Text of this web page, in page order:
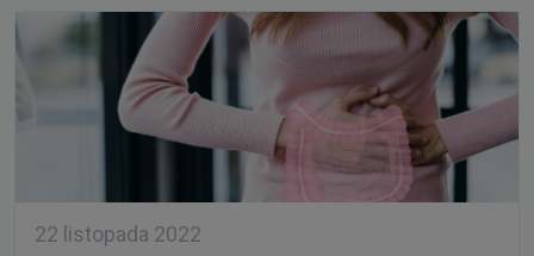
Rak jelita grubego- czy masz zwiększone
predyspozycje do zachorowania?